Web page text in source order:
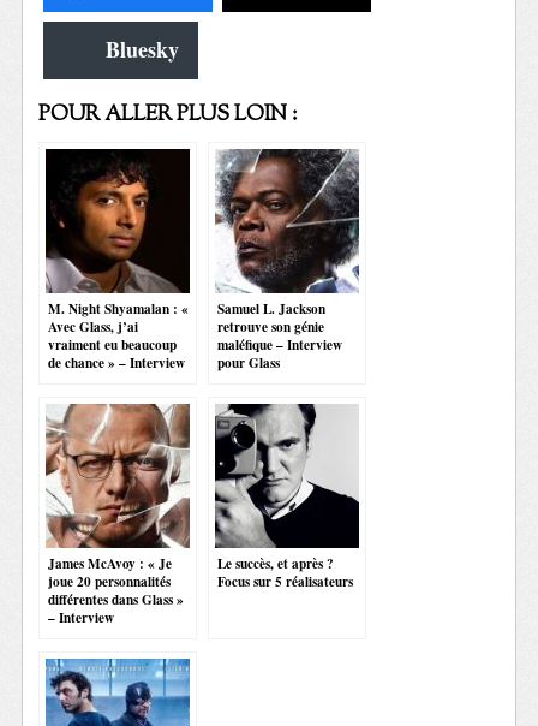
Bluesky
POUR ALLER PLUS LOIN :
M. Night Shyamalan : «
Avec Glass, j’ai
vraiment eu beaucoup
de chance » – Interview
Samuel L. Jackson
retrouve son génie
maléfique – Interview
pour Glass
James McAvoy : « Je
joue 20 personnalités
différentes dans Glass »
– Interview
Le succès, et après ?
Focus sur 5 réalisateurs